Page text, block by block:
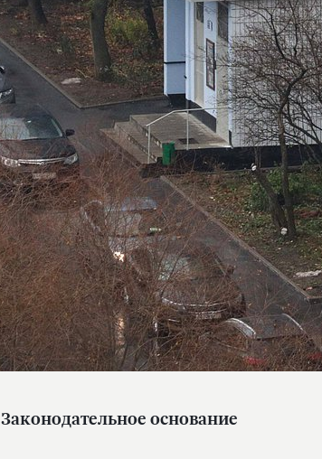
Законодательное основание